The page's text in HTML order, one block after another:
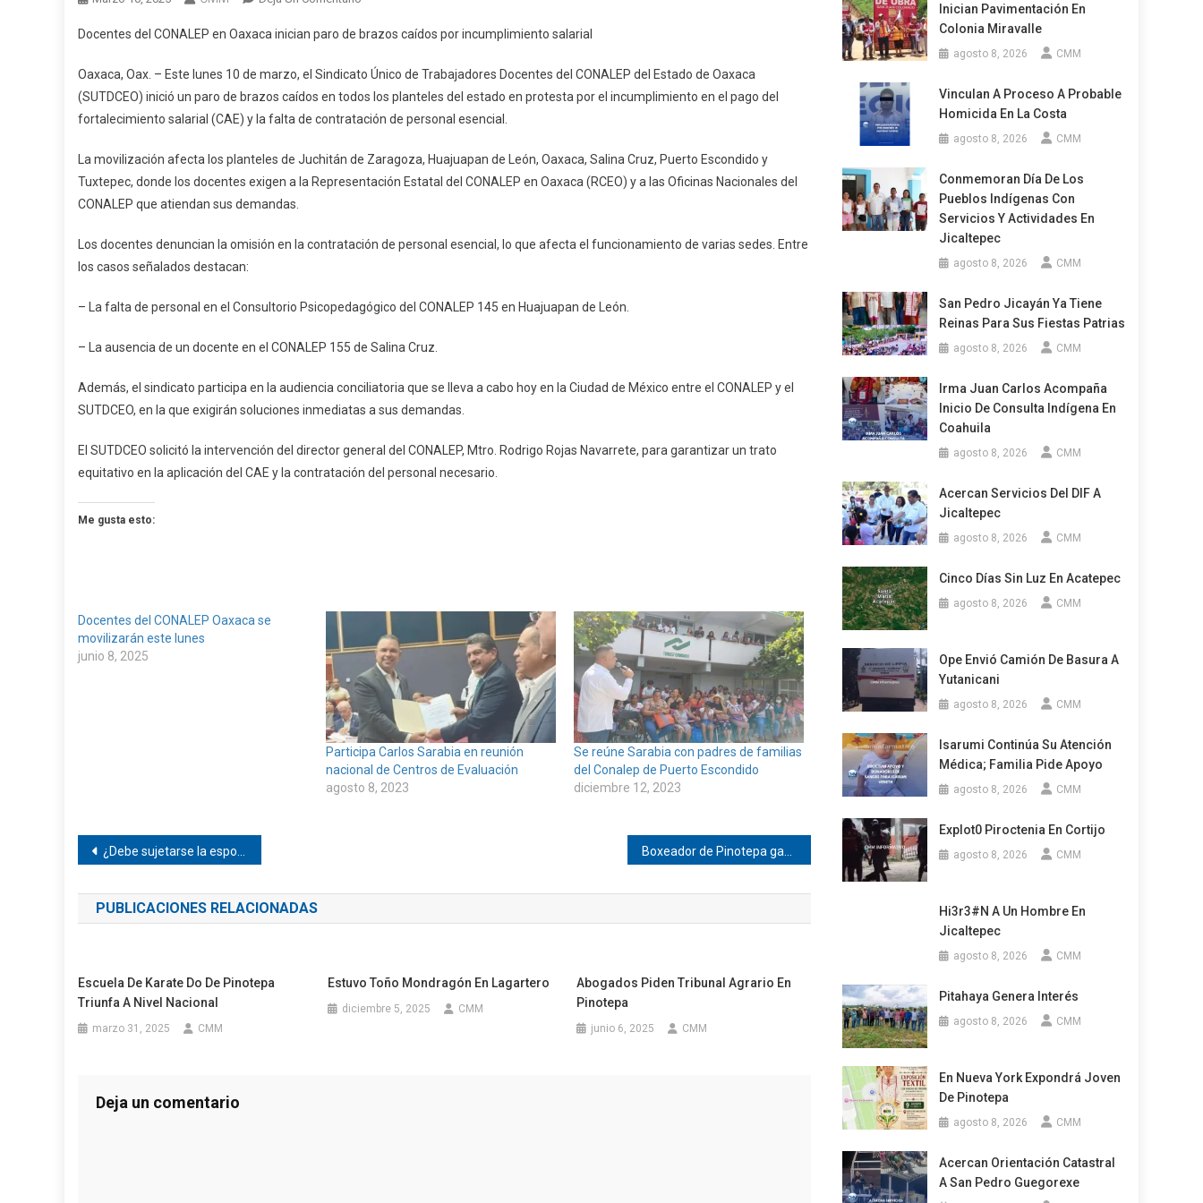
Del
En
Oaxaca
Inician
De
Brazos
Incumplimiento
Docentes del CONALEP en Oaxaca inician paro de brazos caídos por incumplimiento salarial
Oaxaca, Oax. – Este lunes 10 de marzo, el Sindicato Único de Trabajadores Docentes del CONALEP del Estado de Oaxaca
(SUTDCEO) inició un paro de brazos caídos en todos los planteles del estado en protesta por el incumplimiento en el pago del
fortalecimiento salarial (CAE) y la falta de contratación de personal esencial.
La movilización afecta los planteles de Juchitán de Zaragoza, Huajuapan de León, Oaxaca, Salina Cruz, Puerto Escondido y
Tuxtepec, donde los docentes exigen a la Representación Estatal del CONALEP en Oaxaca (RCEO) y a las Oficinas Nacionales del
CONALEP que atiendan sus demandas.
Los docentes denuncian la omisión en la contratación de personal esencial, lo que afecta el funcionamiento de varias sedes. Entre
los casos señalados destacan:
– La falta de personal en el Consultorio Psicopedagógico del CONALEP 145 en Huajuapan de León.
– La ausencia de un docente en el CONALEP 155 de Salina Cruz.
Además, el sindicato participa en la audiencia conciliatoria que se lleva a cabo hoy en la Ciudad de México entre el CONALEP y el
SUTDCEO, en la que exigirán soluciones inmediatas a sus demandas.
El SUTDCEO solicitó la intervención del director general del CONALEP, Mtro. Rodrigo Rojas Navarrete, para garantizar un trato
equitativo en la aplicación del CAE y la contratación del personal necesario.
Me gusta esto:
Docentes del CONALEP Oaxaca se
movilizarán este lunes
junio 8, 2025
Participa Carlos Sarabia en reunión
nacional de Centros de Evaluación
agosto 8, 2023
Se reúne Sarabia con padres de familias
del Conalep de Puerto Escondido
diciembre 12, 2023
Navegación
de
entradas
¿Debe sujetarse la esposa a su esposo?
PUBLICACIONES RELACIONADAS
Escuela De Karate Do De Pinotepa
Triunfa A Nivel Nacional
marzo 31, 2025 CMM
Estuvo Toño Mondragón En Lagartero
diciembre 5, 2025 CMM
Abogados Piden Tribunal Agrario En
Pinotepa
junio 6, 2025 CMM
Deja un comentario
Inician Pavimentación En
Colonia Miravalle
agosto 8, 2026 CMM
Vinculan A Proceso A Probable
Homicida En La Costa
agosto 8, 2026 CMM
Conmemoran Día De Los
Pueblos Indígenas Con
Servicios Y Actividades En
Jicaltepec
agosto 8, 2026 CMM
San Pedro Jicayán Ya Tiene
Reinas Para Sus Fiestas Patrias
agosto 8, 2026 CMM
Irma Juan Carlos Acompaña
Inicio De Consulta Indígena En
Coahuila
agosto 8, 2026 CMM
Acercan Servicios Del DIF A
Jicaltepec
agosto 8, 2026 CMM
Cinco Días Sin Luz En Acatepec
agosto 8, 2026 CMM
Ope Envió Camión De Basura A
Yutanicani
agosto 8, 2026 CMM
Isarumi Continúa Su Atención
Médica; Familia Pide Apoyo
agosto 8, 2026 CMM
Explot0 Piroctenia En Cortijo
agosto 8, 2026 CMM
Hi3r3#n A Un Hombre En
Jicaltepec
agosto 8, 2026 CMM
Pitahaya Genera Interés
agosto 8, 2026 CMM
En Nueva York Expondrá Joven
De Pinotepa
agosto 8, 2026 CMM
Acercan Orientación Catastral
A San Pedro Guegorexe